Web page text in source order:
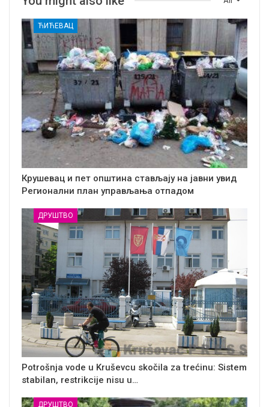
ЋИЋЕВАЦ
Крушевац и пет општина стављају на јавни увид
Регионални план управљања отпадом
ДРУШТВО
Potrošnja vode u Kruševcu skočila za trećinu: Sistem
stabilan, restrikcije nisu u…
ДРУШТВО